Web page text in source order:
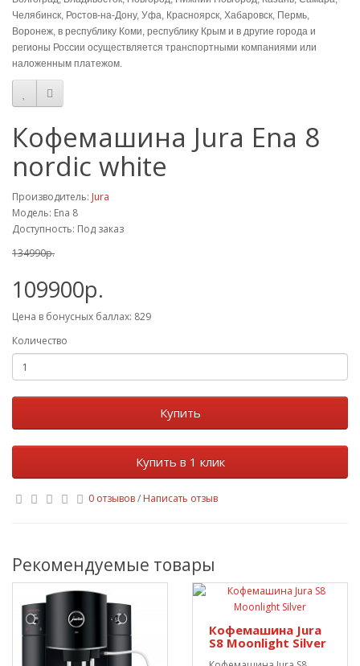
Челябинск, Ростов-на-Дону, Уфа, Красноярск, Хабаровск, Пермь,
Воронеж, в республику Коми, республику Крым и в другие города и
регионы России осуществляется транспортными компаниями или
наложенным платежом.
Кофемашина Jura Ena 8
nordic white
Производитель: Jura
Модель: Ena 8
Доступность: Под заказ
134990р.
109900р.
Цена в бонусных баллах: 829
Количество
Купить
Купить в 1 клик
0 отзывов/ Написать отзыв
Рекомендуемые товары
Кофемашина Jura
S8 Moonlight Silver